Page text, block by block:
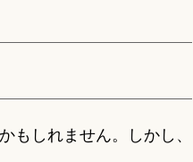
しれません。しかし、